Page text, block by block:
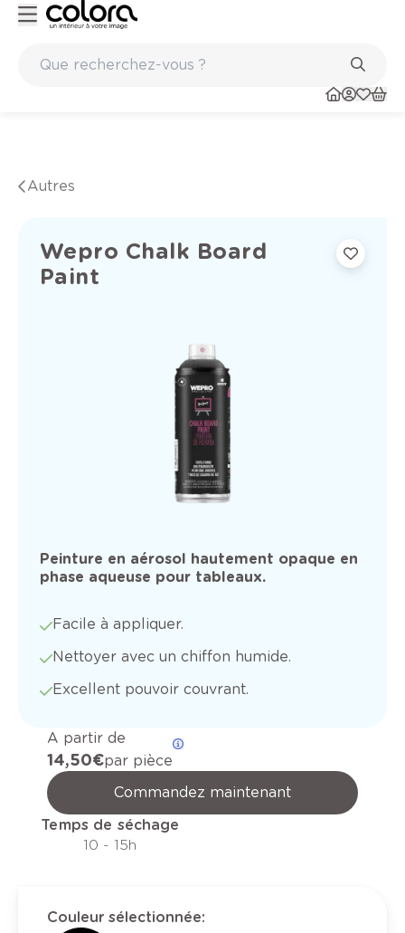
Autres
Wepro Chalk Board
Paint
Peinture en aérosol hautement opaque en
phase aqueuse pour tableaux.
Facile à appliquer.
Nettoyer avec un chiffon humide.
Excellent pouvoir couvrant.
A partir de
14,50 €par pièce
Commandez maintenant
Temps de séchage
10 - 15h
Couleur sélectionnée: